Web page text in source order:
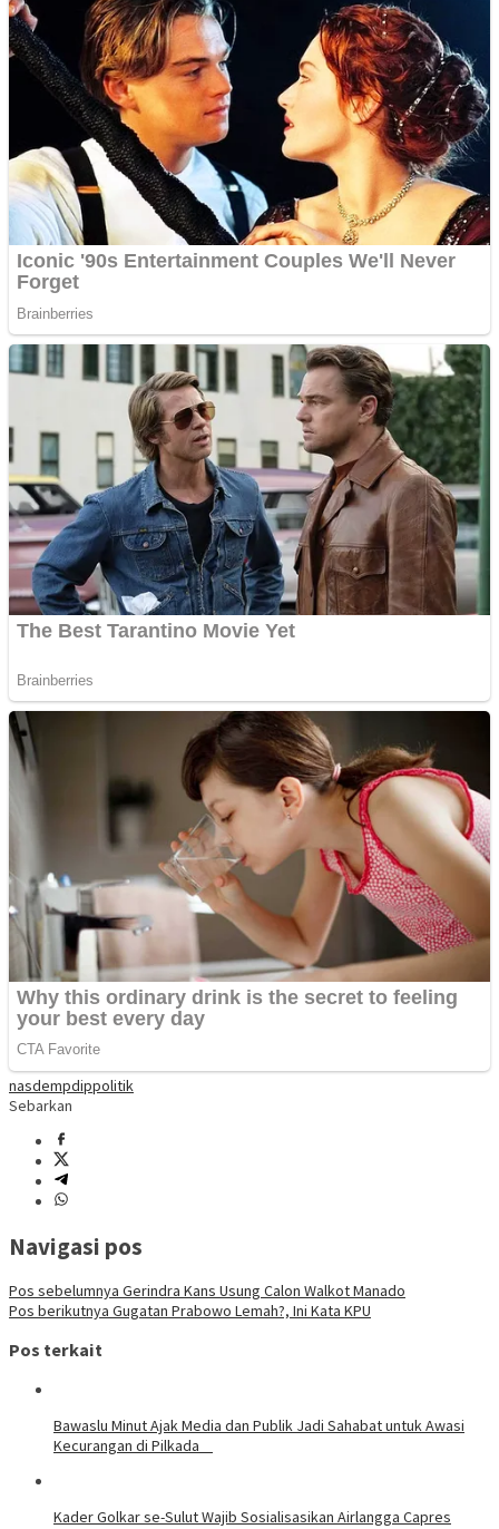
nasdempdippolitik
Sebarkan
Navigasi pos
Pos sebelumnya Gerindra Kans Usung Calon Walkot Manado
Pos berikutnya Gugatan Prabowo Lemah?, Ini Kata KPU
Pos terkait
Bawaslu Minut Ajak Media dan Publik Jadi Sahabat untuk Awasi
Kecurangan di Pilkada
Kader Golkar se-Sulut Wajib Sosialisasikan Airlangga Capres